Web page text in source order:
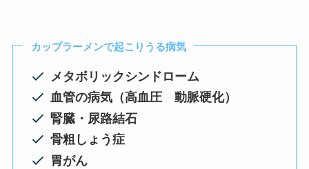
カップラーメンで起こりうる病気
メタボリックシンドローム
血管の病気（高血圧 動脈硬化）
腎臓・尿路結石
骨粗しょう症
胃がん